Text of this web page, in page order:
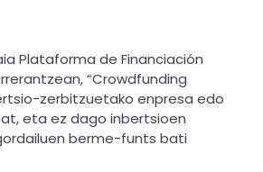
Plataforma de Financiación
“Crowdfunding
zerbitzuetako enpresa edo
eta ez dago inbertsioen
berme-funts bati